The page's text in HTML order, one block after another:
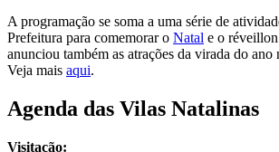
A programação se soma a uma série de
Prefeitura para comemorar o Natal e o
anunciou também as atrações da virada do ano
Veja mais aqui.
Agenda das Vilas Natalinas
Visitação: